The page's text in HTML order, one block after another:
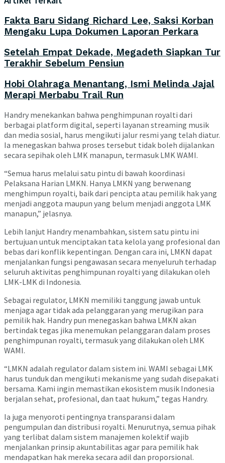
Fakta Baru Sidang Richard Lee, Saksi Korban
Mengaku Lupa Dokumen Laporan Perkara
Setelah Empat Dekade, Megadeth Siapkan Tur
Terakhir Sebelum Pensiun
Hobi Olahraga Menantang, Ismi Melinda Jajal
Merapi Merbabu Trail Run
Handry menekankan bahwa penghimpunan royalti dari
berbagai platform digital, seperti layanan streaming musik
dan media sosial, harus mengikuti jalur resmi yang telah diatur.
Ia menegaskan bahwa proses tersebut tidak boleh dijalankan
secara sepihak oleh LMK manapun, termasuk LMK WAMI.
“Semua harus melalui satu pintu di bawah koordinasi
Pelaksana Harian LMKN. Hanya LMKN yang berwenang
menghimpun royalti, baik dari pencipta atau pemilik hak yang
menjadi anggota maupun yang belum menjadi anggota LMK
manapun,” jelasnya.
Lebih lanjut Handry menambahkan, sistem satu pintu ini
bertujuan untuk menciptakan tata kelola yang profesional dan
bebas dari konflik kepentingan. Dengan cara ini, LMKN dapat
menjalankan fungsi pengawasan secara menyeluruh terhadap
seluruh aktivitas penghimpunan royalti yang dilakukan oleh
LMK-LMK di Indonesia.
Sebagai regulator, LMKN memiliki tanggung jawab untuk
menjaga agar tidak ada pelanggaran yang merugikan para
pemilik hak. Handry pun menegaskan bahwa LMKN akan
bertindak tegas jika menemukan pelanggaran dalam proses
penghimpunan royalti, termasuk yang dilakukan oleh LMK
WAMI.
“LMKN adalah regulator dalam sistem ini. WAMI sebagai LMK
harus tunduk dan mengikuti mekanisme yang sudah disepakati
bersama. Kami ingin memastikan ekosistem musik Indonesia
berjalan sehat, profesional, dan taat hukum,” tegas Handry.
Ia juga menyoroti pentingnya transparansi dalam
pengumpulan dan distribusi royalti. Menurutnya, semua pihak
yang terlibat dalam sistem manajemen kolektif wajib
menjalankan prinsip akuntabilitas agar para pemilik hak
mendapatkan hak mereka secara adil dan proporsional.